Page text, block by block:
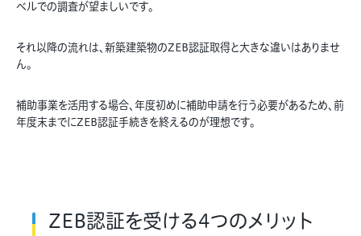
ベルでの調査が望ましいです。
それ以降の流れは、新築建築物のZEB認証取得と大きな違いはありませ
ん。
補助事業を活用する場合、年度初めに補助申請を行う必要があるため、前
年度末までにZEB認証手続きを終えるのが理想です。
ZEB認証を受ける4つのメリット